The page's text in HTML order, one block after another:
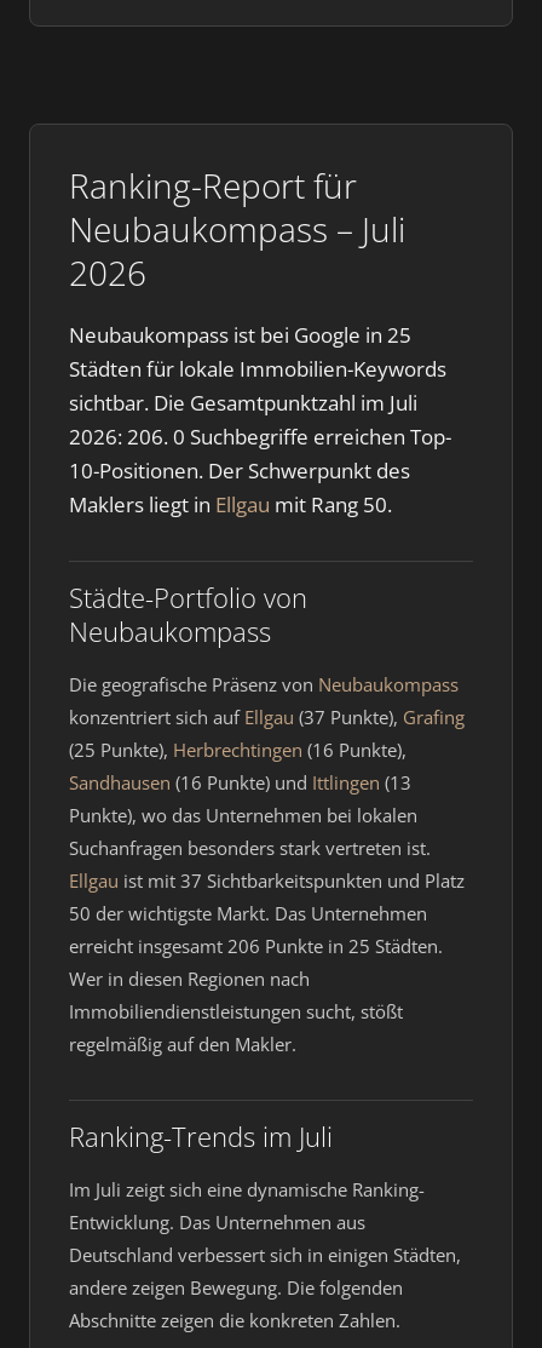
Ranking-Report für
Neubaukompass – Juli
2026
Neubaukompass ist bei Google in 25
Städten für lokale Immobilien-Keywords
sichtbar. Die Gesamtpunktzahl im Juli
2026: 206. 0 Suchbegriffe erreichen Top-
10-Positionen. Der Schwerpunkt des
Maklers liegt in Ellgau mit Rang 50.
Städte-Portfolio von
Neubaukompass
Die geografische Präsenz von Neubaukompass
konzentriert sich auf Ellgau (37 Punkte), Grafing
(25 Punkte), Herbrechtingen (16 Punkte),
Sandhausen (16 Punkte) und Ittlingen (13
Punkte), wo das Unternehmen bei lokalen
Suchanfragen besonders stark vertreten ist.
Ellgau ist mit 37 Sichtbarkeitspunkten und Platz
50 der wichtigste Markt. Das Unternehmen
erreicht insgesamt 206 Punkte in 25 Städten.
Wer in diesen Regionen nach
Immobiliendienstleistungen sucht, stößt
regelmäßig auf den Makler.
Ranking-Trends im Juli
Im Juli zeigt sich eine dynamische Ranking-
Entwicklung. Das Unternehmen aus
Deutschland verbessert sich in einigen Städten,
andere zeigen Bewegung. Die folgenden
Abschnitte zeigen die konkreten Zahlen.